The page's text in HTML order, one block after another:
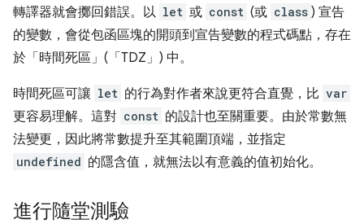
轉譯器就會擲回錯誤。以 let 或 const (或 class ) 宣告
的變數，會從包函區塊的開頭到宣告變數的程式碼點，存在
於「時間死區」(「TDZ」) 中。
時間死區可讓 let 的行為對作者來說更符合直覺，比 var
更容易理解。這對 const 的設計也至關重要。由於常數無
法變更，因此將常數提升至其範圍頂端，並指定
undefined 的隱含值，就無法以有意義的值初始化。
進行隨堂測驗